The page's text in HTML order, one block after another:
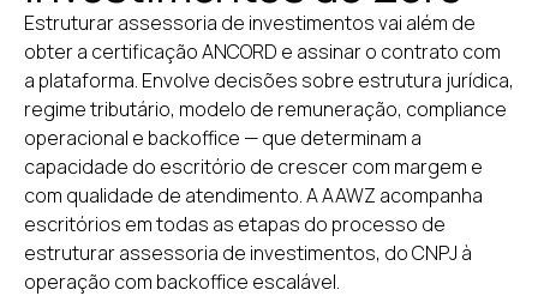
Estruturar assessoria de investimentos vai além de
obter a certificação ANCORD e assinar o contrato com
a plataforma. Envolve decisões sobre estrutura jurídica,
regime tributário, modelo de remuneração, compliance
operacional e backoffice — que determinam a
capacidade do escritório de crescer com margem e
com qualidade de atendimento. A AAWZ acompanha
escritórios em todas as etapas do processo de
estruturar assessoria de investimentos, do CNPJ à
operação com backoffice escalável.